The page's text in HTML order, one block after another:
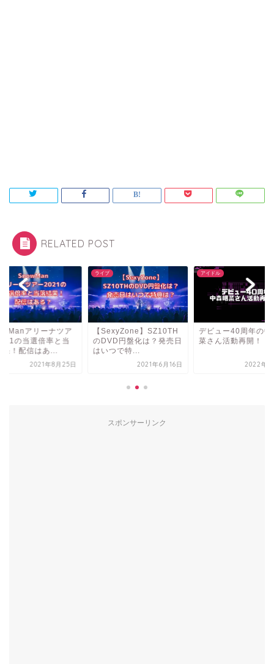
RELATED POST
】SZ10TH
円盤化は？発売日
つで特...
2021年6月16日
アイドル
デビュー40周年の中森明
菜さん活動再開！
2022年9月5日
ライブ
SnowManアリーナ
ー2021の当選倍率
2021年8
スポンサーリンク